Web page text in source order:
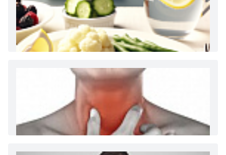
Как и сколько денег можно получить по
Диета 7 стол при заболеваниях почек (острый и